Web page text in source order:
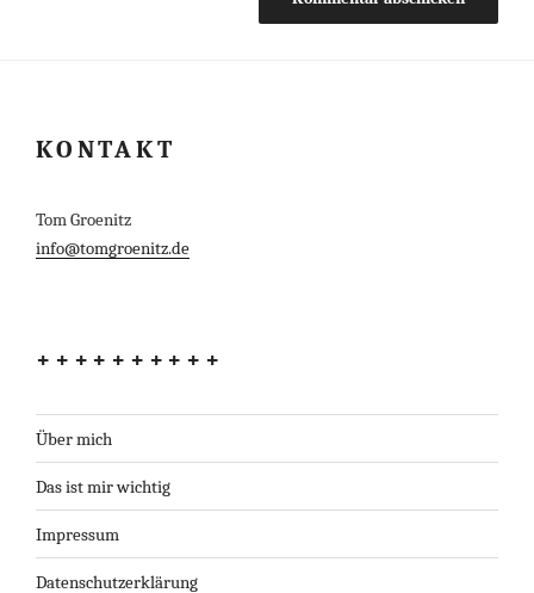
KONTAKT
Tom Groenitz
info@tomgroenitz.de
++++++++++
Über mich
Das ist mir wichtig
Impressum
Datenschutzerklärung